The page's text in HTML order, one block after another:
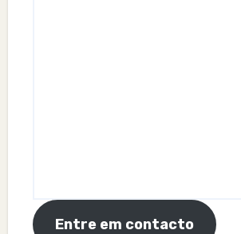
Entre em contacto